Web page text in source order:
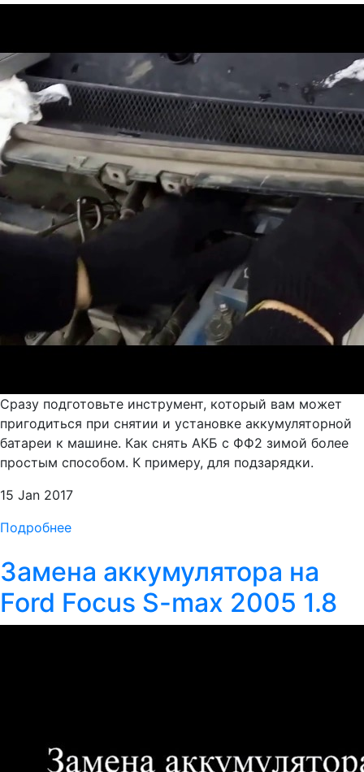
Сразу подготовьте инструмент, который вам может
пригодиться при снятии и установке аккумуляторной
батареи к машине. Как снять АКБ с ФФ2 зимой более
простым способом. К примеру, для подзарядки.
15 Jan 2017
Подробнее
Замена аккумулятора на
Ford Focus S-max 2005 1.8